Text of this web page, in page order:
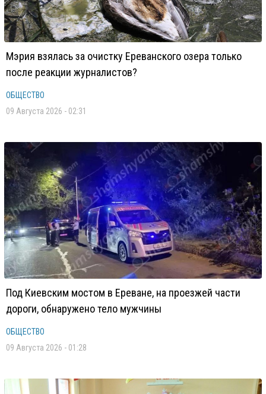
Мэрия взялась за очистку Ереванского озера только
после реакции журналистов?
ОБЩЕСТВО
09 Августа 2026 - 02:31
Под Киевским мостом в Ереване, на проезжей части
дороги, обнаружено тело мужчины
ОБЩЕСТВО
09 Августа 2026 - 01:28